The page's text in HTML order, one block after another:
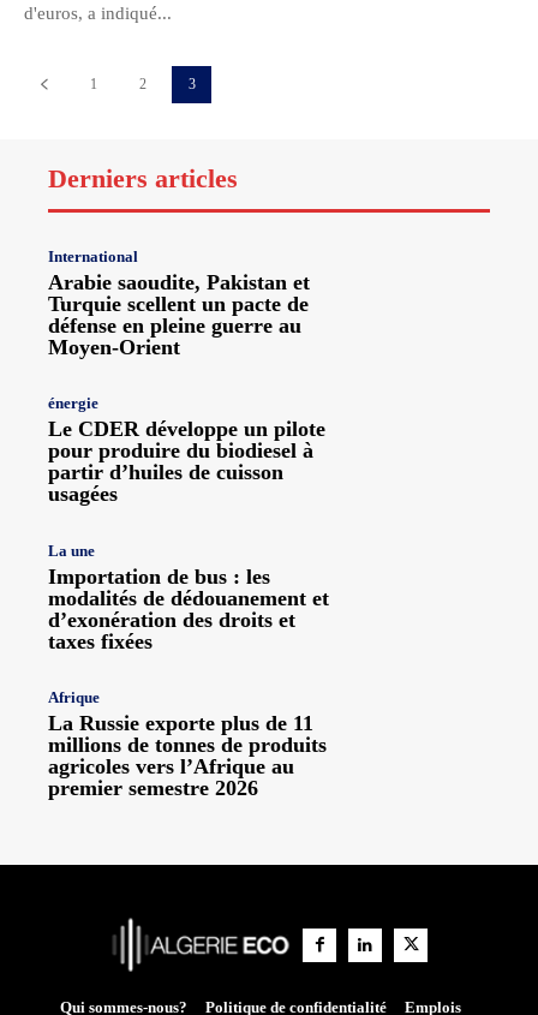
d'euros, a indiqué...
1 2 3
Derniers articles
International
Arabie saoudite, Pakistan et
Turquie scellent un pacte de
défense en pleine guerre au
Moyen-Orient
énergie
Le CDER développe un pilote
pour produire du biodiesel à
partir d’huiles de cuisson
usagées
La une
Importation de bus : les
modalités de dédouanement et
d’exonération des droits et
taxes fixées
Afrique
La Russie exporte plus de 11
millions de tonnes de produits
agricoles vers l’Afrique au
premier semestre 2026
Qui sommes-nous? Politique de confidentialité Emplois